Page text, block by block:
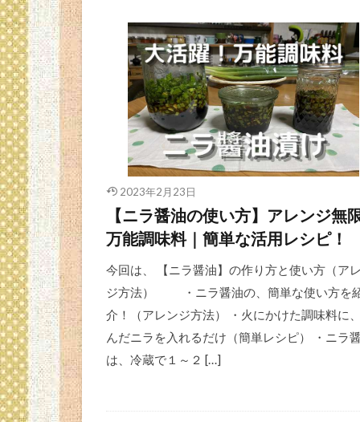
2023年2月23日
【ニラ醤油の使い方】アレンジ無
万能調味料｜簡単な活用レシピ！
今回は、 【ニラ醤油】の作り方と使い方（ア
ジ方法） ・ニラ醤油の、簡単な使い方を
介！（アレンジ方法） ・火にかけた調味料に
んだニラを入れるだけ（簡単レシピ） ・ニラ
は、冷蔵で１～２ […]